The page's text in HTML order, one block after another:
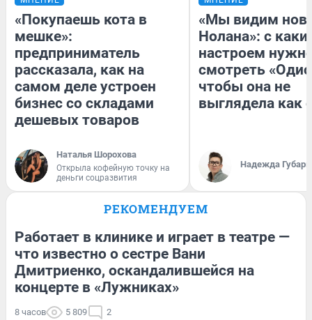
«Покупаешь кота в
мешке»:
предприниматель
рассказала, как на
самом деле устроен
бизнес со складами
дешевых товаров
Наталья Шорохова
Открыла кофейную точку на
деньги соцразвития
«Мы видим
Нолана»: с
настроем
смотреть
чтобы она не
выглядела как
Надежда Губарь
РЕКОМЕНДУЕМ
Работает в клинике и играет в театре —
что известно о сестре Вани
Дмитриенко, оскандалившейся на
концерте в «Лужниках»
8 часов 5 809 2